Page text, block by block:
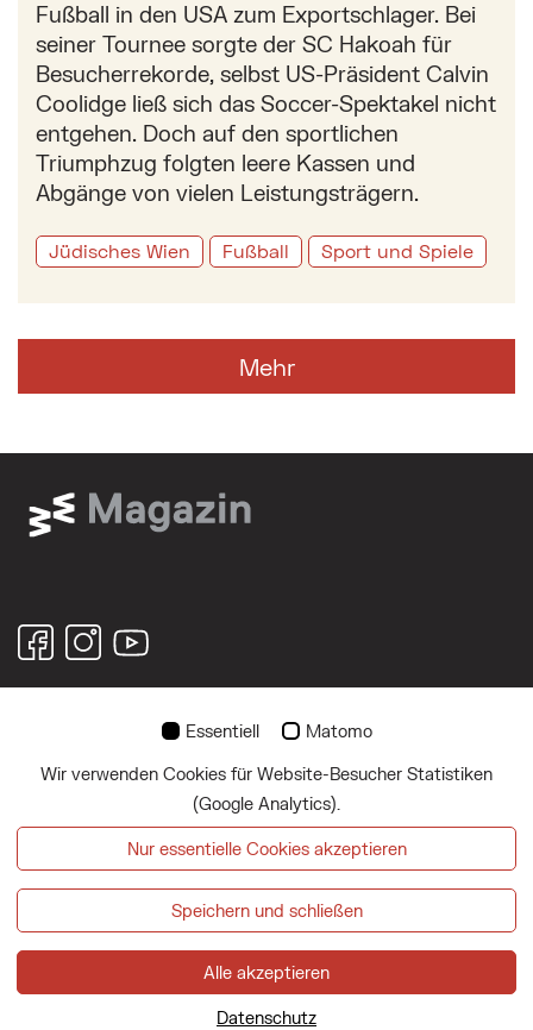
Fußball in den USA zum Exportschlager. Bei
seiner Tournee sorgte der SC Hakoah für
Besucherrekorde, selbst US-Präsident Calvin
Coolidge ließ sich das Soccer-Spektakel nicht
entgehen. Doch auf den sportlichen
Triumphzug folgten leere Kassen und
Abgänge von vielen Leistungsträgern.
Jüdisches Wien Fußball Sport und Spiele
Mehr
Über uns
Datenschutz
Magazin abonnieren
Essentiell Matomo
Wir verwenden Cookies für Website-Besucher Statistiken
(Google Analytics).
Nur essentielle Cookies akzeptieren
Speichern und schließen
Alle akzeptieren
Datenschutz